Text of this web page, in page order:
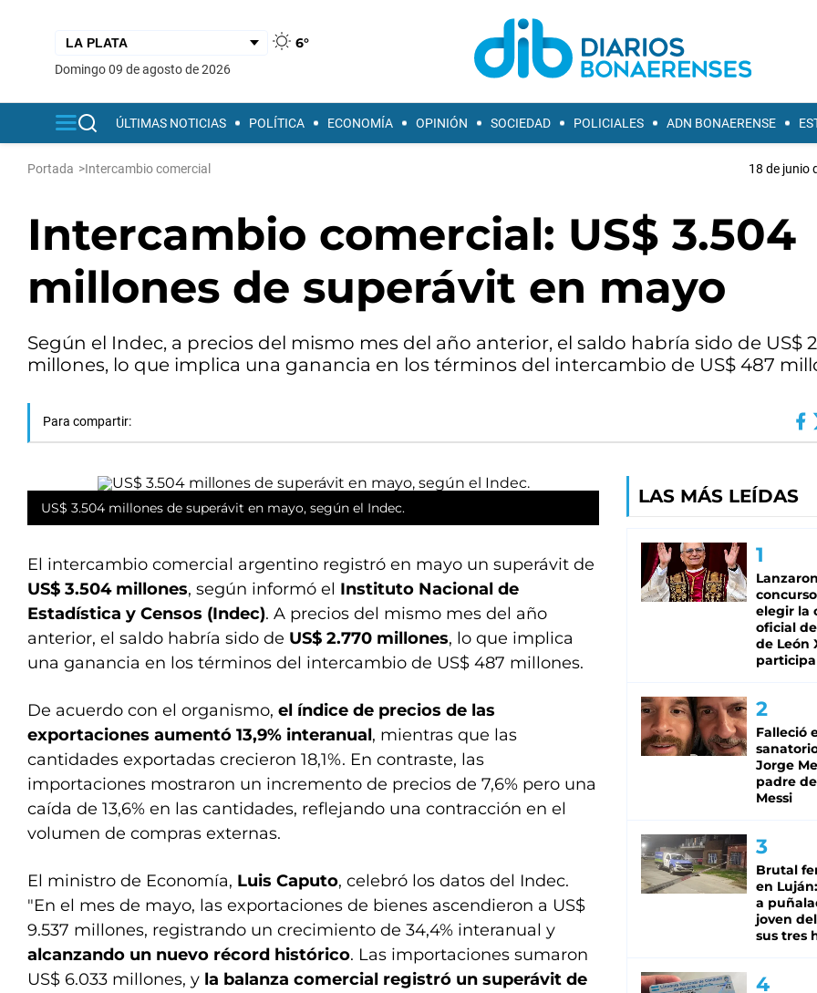
6°
domingo 09 de agosto de 2026
ÚLTIMAS NOTICIAS POLÍTICA ECONOMÍA OPINIÓN SOCIEDAD POLICIALES ADN BONAERENSE
Portada >Intercambio comercial 18 de junio
Intercambio comercial: US$ 3.504
millones de superávit en mayo
Según el Indec, a precios del mismo mes del año anterior, el saldo habría sido de US$
millones, lo que implica una ganancia en los términos del intercambio de US$ 487
Para compartir:
US$ 3.504 millones de superávit en mayo, según el Indec.
El intercambio comercial argentino registró en mayo un superávit de
US$ 3.504 millones, según informó el Instituto Nacional de
Estadística y Censos (Indec). A precios del mismo mes del año
anterior, el saldo habría sido de US$ 2.770 millones, lo que implica
una ganancia en los términos del intercambio de US$ 487 millones.
De acuerdo con el organismo, el índice de precios de las
exportaciones aumentó 13,9% interanual, mientras que las
cantidades exportadas crecieron 18,1%. En contraste, las
importaciones mostraron un incremento de precios de 7,6% pero una
caída de 13,6% en las cantidades, reflejando una contracción en el
volumen de compras externas.
El ministro de Economía, Luis Caputo, celebró los datos del Indec.
"En el mes de mayo, las exportaciones de bienes ascendieron a US$
9.537 millones, registrando un crecimiento de 34,4% interanual y
alcanzando un nuevo récord histórico. Las importaciones sumaron
US$ 6.033 millones, y la balanza comercial registró un superávit de
LAS MÁS LEÍDAS
elegir la
oficial
de León
Falleció
Jorge
padre
Messi
Brutal
en
a
joven
sus tres